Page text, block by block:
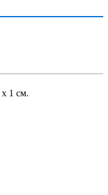
x 1 см.